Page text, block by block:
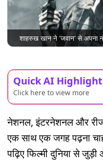
शाहरुख खान ने 'जवान' से अपना
Quick AI
Click here to view more
नेशनल, इंटरनेशनल और
एक साथ एक जगह पढ़ना
पढ़िए फिल्मी दुनिया से